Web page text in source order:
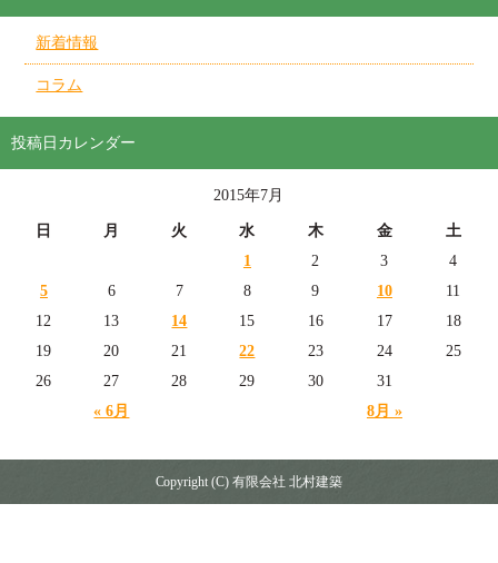
新着情報
コラム
投稿日カレンダー
2015年7月
日 月 火 水 木 金 土
« 6月 8月 »
1 2 3
4
5
6 7 8 9 10
11
12
13 14 15 16 17
18
19
20 21 22 23 24
25
26
27 28 29 30 31
Copyright (C) 有限会社 北村建築